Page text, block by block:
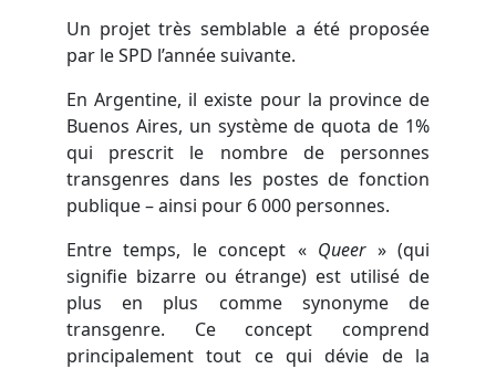
Un projet très semblable a été proposée
par le SPD l’année suivante.
En Argentine, il existe pour la province de
Buenos Aires, un système de quota de 1%
qui prescrit le nombre de personnes
transgenres dans les postes de fonction
publique – ainsi pour 6 000 personnes.
Entre temps, le concept « Queer » (qui
signifie bizarre ou étrange) est utilisé de
plus en plus comme synonyme de
transgenre. Ce concept comprend
principalement tout ce qui dévie de la